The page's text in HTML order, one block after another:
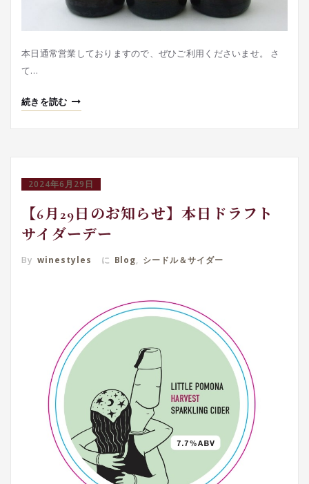
本日通常営業しておりますので、ぜひご利用くださいませ。 さ
て…
続きを読む
2024年6月29日
【6月29日のお知らせ】本日ドラフト
サイダーデー
By winestyles に Blog, シードル＆サイダー